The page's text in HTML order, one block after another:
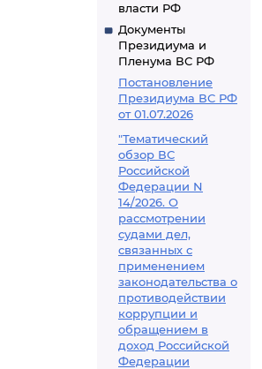
власти РФ
Документы
Президиума и
Пленума ВС РФ
Постановление
Президиума ВС РФ
от 01.07.2026
"Тематический
обзор ВС
Российской
Федерации N
14/2026. О
рассмотрении
судами дел,
связанных с
применением
законодательства о
противодействии
коррупции и
обращением в
доход Российской
Федерации